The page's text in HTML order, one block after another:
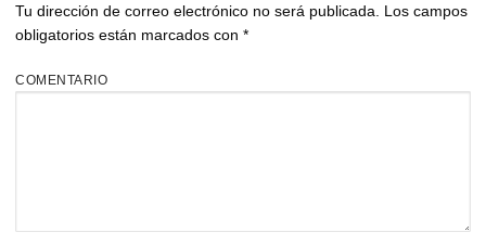
Tu dirección de correo electrónico no será publicada.
Los campos
obligatorios están marcados con *
COMENTARIO